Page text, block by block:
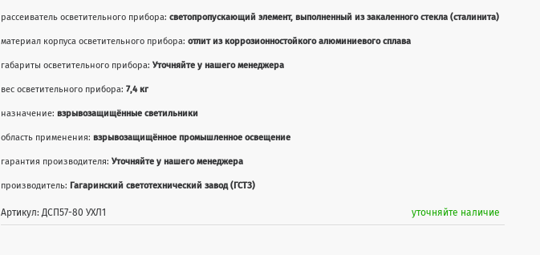
рассеиватель осветительного прибора: светопропускающий элемент, выполненный из закаленного стекла (сталинита)
материал корпуса осветительного прибора: отлит из коррозионностойкого алюминиевого сплава
габариты осветительного прибора: Уточняйте у нашего менеджера
вес осветительного прибора: 7,4 кг
назначение: взрывозащищённые светильники
область применения: взрывозащищённое промышленное освещение
гарантия производителя: Уточняйте у нашего менеджера
производитель: Гагаринский светотехнический завод (ГСТЗ)
Артикул: ДСП57-80 УХЛ1 уточняйте наличие